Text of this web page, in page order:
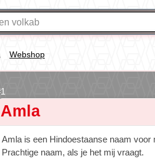
Webshop
Amla
Amla is een Hindoestaanse naam voor
Prachtige naam, als je het mij vraagt.